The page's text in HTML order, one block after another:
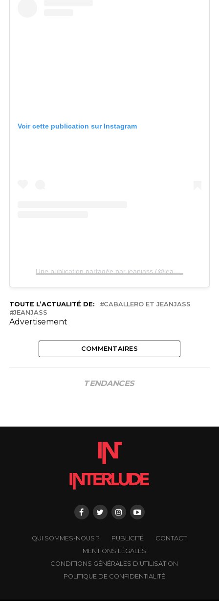
Voir cette publication sur Instagram
Une publication partagée par jeanjass (@jeanjass)
TOUTE L’ACTUALITÉ DE:
CABALLERO ET JEANJASS
JEANJASS
Advertisement
COMMENTAIRES
TENDANCES
QUI SOMMES-NOUS ? PUBLICITÉ
CONTACT
MENTIONS LÉGALES
CONDITIONS GÉNÉRALES D’UTILISATION
POLITIQUE DE CONFIDENTIALITÉ